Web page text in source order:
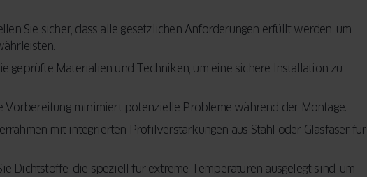
staatlichen
sparen können.
LEITFADEN
LESEN
Sie sicher, dass alle gesetzlichen Anforderungen erfüllt werden, um
geprüfte Materialien und Techniken, um eine sichere Installation zu
Vorbereitung minimiert potenzielle Probleme während der Montage.
mit integrierten Profilverstärkungen aus Stahl oder Glasfaser für
Dichtstoffe, die speziell für extreme Temperaturen ausgelegt sind, um